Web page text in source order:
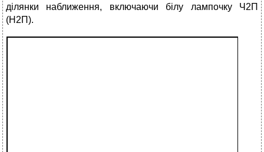
ділянки наближення, включаючи білу лампочку Ч2П
(Н2П).